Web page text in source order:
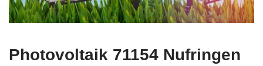
Photovoltaik 71154 Nufringen